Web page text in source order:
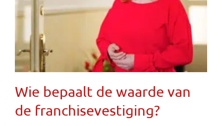
Wie bepaalt de waarde van
de franchisevestiging?